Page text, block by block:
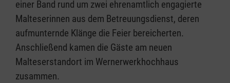
einer Band rund um zwei ehrenamtlich engagierte
Malteserinnen aus dem Betreuungsdienst, deren
aufmunternde Klänge die Feier bereicherten.
Anschließend kamen die Gäste am neuen
Malteserstandort im Wernerwerkhochhaus
zusammen.